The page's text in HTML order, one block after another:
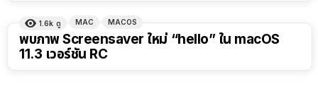
1.6k ดู MAC MACOS
พบภาพ Screensaver ใหม่ “hello” ใน macOS
11.3 เวอร์ชัน RC